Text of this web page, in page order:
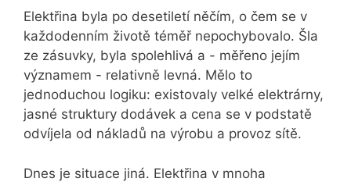
Elektřina byla po desetiletí něčím, o čem se v
každodenním životě téměř nepochybovalo. Šla
ze zásuvky, byla spolehlivá a - měřeno jejím
významem - relativně levná. Mělo to
jednoduchou logiku: existovaly velké elektrárny,
jasné struktury dodávek a cena se v podstatě
odvíjela od nákladů na výrobu a provoz sítě.
Dnes je situace jiná. Elektřina v mnoha